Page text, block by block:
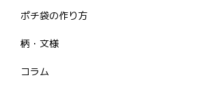
ポチ袋の作り方
柄・文様
コラム